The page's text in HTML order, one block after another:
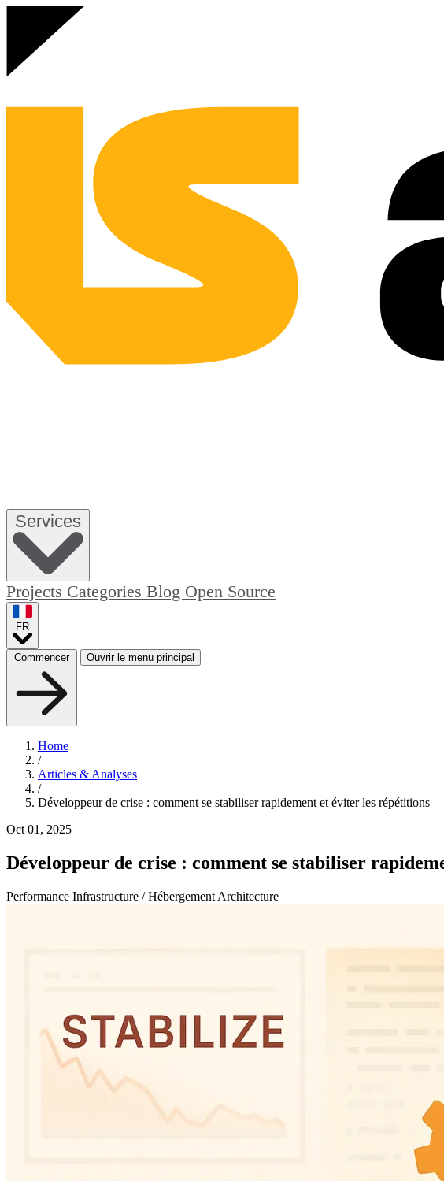
Services
Projects Categories Blog Open Source
FR
Commencer Ouvrir le menu principal
Home
/
Articles & Analyses
/
Développeur de crise : comment se stabiliser rapidement et éviter les répétitions
Oct 01, 2025
Développeur de crise : comment se stabiliser
Performance Infrastructure / Hébergement Architecture